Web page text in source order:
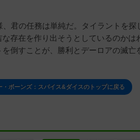
君の任務は単純だ。タイラントを
存在を作り出そうとしているのか
倒すことが、勝利とデーロアの滅亡
・ボーンズ：スパイス&ダイスのトップに戻る